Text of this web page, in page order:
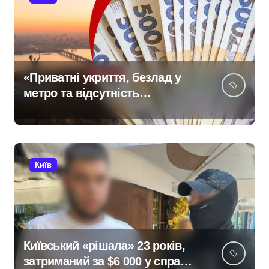
«Приватні укриття, безлад у
метро та відсутність
стратегії»: критика політики
безпеки Києва
Київ
Київський «рішала» 23 років,
затриманий за $6 000 у справі